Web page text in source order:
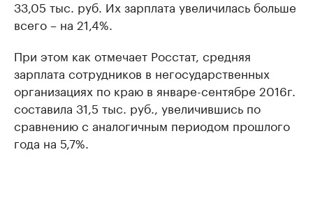
33,05 тыс. руб. Их зарплата увеличилась больше
всего – на 21,4%.
При этом как отмечает Росстат, средняя
зарплата сотрудников в негосударственных
организациях по краю в январе-сентябре 2016г.
составила 31,5 тыс. руб., увеличившись по
сравнению с аналогичным периодом прошлого
года на 5,7%.